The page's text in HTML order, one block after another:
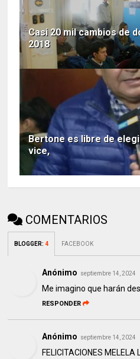
Casi 20 mil cambios de
2018
Bertone es libre de
vice,
COMENTARIOS
BLOGGER:4 FACEBOOK
Anónimo septiembre 14, 2024
Me imagino que harán
RESPONDER
Anónimo septiembre 14, 2024
FELICITACIONES MELELA